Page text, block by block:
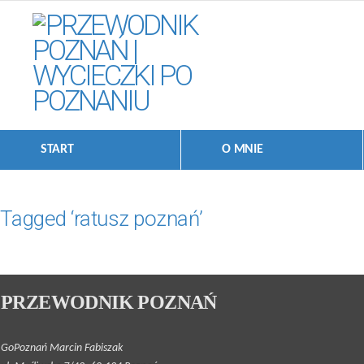
START O MNIE
Tagged ‘ratusz poznań’
PRZEWODNIK POZNAŃ
GoPoznań Marcin Fabiszak